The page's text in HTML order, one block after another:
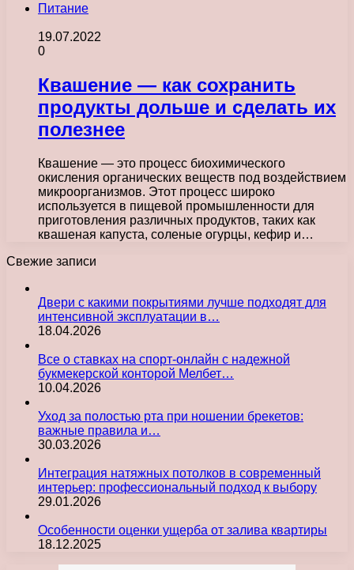
Питание
19.07.2022
0
Квашение — как сохранить
продукты дольше и сделать их
полезнее
Квашение — это процесс биохимического
окисления органических веществ под воздействием
микроорганизмов. Этот процесс широко
используется в пищевой промышленности для
приготовления различных продуктов, таких как
квашеная капуста, соленые огурцы, кефир и…
Свежие записи
Двери с какими покрытиями лучше подходят для
интенсивной эксплуатации в…
18.04.2026
Все о ставках на спорт-онлайн с надежной
букмекерской конторой Мелбет…
10.04.2026
Уход за полостью рта при ношении брекетов:
важные правила и…
30.03.2026
Интеграция натяжных потолков в современный
интерьер: профессиональный подход к выбору
29.01.2026
Особенности оценки ущерба от залива квартиры
18.12.2025